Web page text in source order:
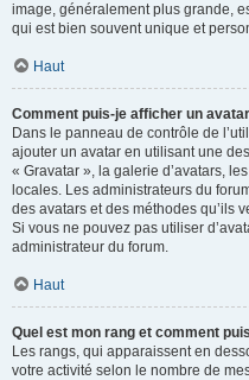
image, généralement plus grande,
qui est bien souvent unique et
Haut
Comment puis-je afficher un
Dans le panneau de contrôle de
ajouter un avatar en utilisant une
« Gravatar », la galerie d’avatars,
locales. Les administrateurs du
des avatars et des méthodes qu’ils
Si vous ne pouvez pas utiliser
administrateur du forum.
Haut
Quel est mon rang et comment
Les rangs, qui apparaissent en
votre activité selon le nombre de